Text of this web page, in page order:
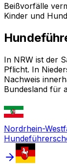
Beißvorfälle
Kinder und
In NRW ist der
Pflicht. In
Nachweis
Bundesland für
Nordrhein-